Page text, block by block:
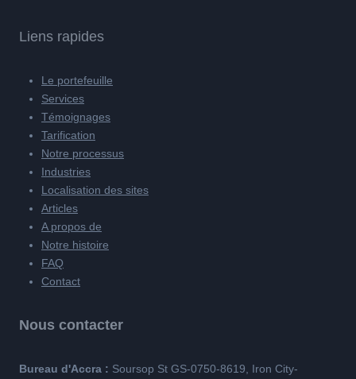
Liens rapides
Le portefeuille
Services
Témoignages
Tarification
Notre processus
Industries
Localisation des sites
Articles
A propos de
Notre histoire
FAQ
Contact
Nous contacter
Bureau d'Accra : Soursop St GS-0750-8619, Iron City-